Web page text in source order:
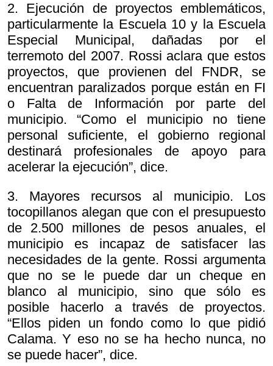
2. Ejecución de proyectos emblemáticos,
particularmente la Escuela 10 y la Escuela
Especial Municipal, dañadas por el
terremoto del 2007. Rossi aclara que estos
proyectos, que provienen del FNDR, se
encuentran paralizados porque están en FI
o Falta de Información por parte del
municipio. “Como el municipio no tiene
personal suficiente, el gobierno regional
destinará profesionales de apoyo para
acelerar la ejecución”, dice.
3. Mayores recursos al municipio. Los
tocopillanos alegan que con el presupuesto
de 2.500 millones de pesos anuales, el
municipio es incapaz de satisfacer las
necesidades de la gente. Rossi argumenta
que no se le puede dar un cheque en
blanco al municipio, sino que sólo es
posible hacerlo a través de proyectos.
“Ellos piden un fondo como lo que pidió
Calama. Y eso no se ha hecho nunca, no
se puede hacer”, dice.